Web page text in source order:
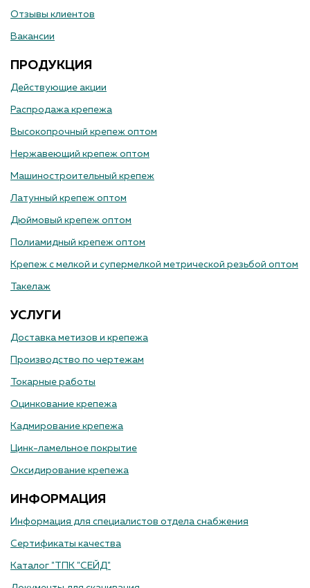
Отзывы клиентов
Вакансии
ПРОДУКЦИЯ
Действующие акции
Распродажа крепежа
Высокопрочный крепеж оптом
Нержавеющий крепеж оптом
Машиностроительный крепеж
Латунный крепеж оптом
Дюймовый крепеж оптом
Полиамидный крепеж оптом
Крепеж с мелкой и супермелкой метрической резьбой оптом
Такелаж
УСЛУГИ
Доставка метизов и крепежа
Производство по чертежам
Токарные работы
Оцинкование крепежа
Кадмирование крепежа
Цинк-ламельное покрытие
Оксидирование крепежа
ИНФОРМАЦИЯ
Информация для специалистов отдела снабжения
Сертификаты качества
Каталог "ТПК "СЕЙД"